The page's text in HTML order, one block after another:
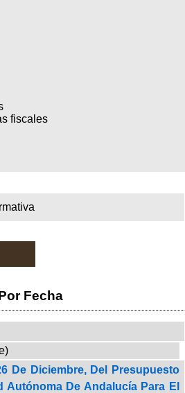
fiscales
Fecha
De Diciembre, Del Presupuesto
Autónoma De Andalucía Para El